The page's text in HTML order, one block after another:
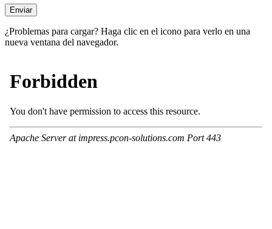
¿Problemas para cargar? Haga clic en el icono para verlo en una
nueva ventana del navegador.